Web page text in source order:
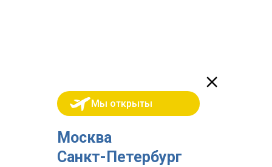
Москва
Санкт-Петербург
Мы открыты